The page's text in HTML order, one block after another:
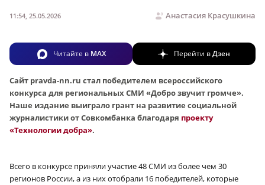
Анастасия Красушкина
11:54, 25.05.2026
Читайте в MAX Перейти вДзен
Сайт pravda-nn.ru стал победителем всероссийского
конкурса для региональных СМИ «Добро звучит громче».
Наше издание выиграло грант на развитие социальной
журналистики от Совкомбанка благодаря проекту
«Технологии добра».
Всего в конкурсе приняли участие 48 СМИ из более чем 30
регионов России, а из них отобрали 16 победителей, которые